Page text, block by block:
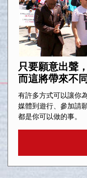
只要願意出聲
而這將帶來不
有許多方式可以讓你
媒體到遊行、參加請
都是你可以做的事。